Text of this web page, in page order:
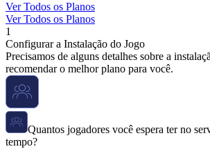
Ver Todos os Planos
Ver Todos os Planos
1
Configurar a Instalação do Jogo
Precisamos de alguns detalhes sobre a
recomendar o melhor plano para você.
Quantos jogadores você espera ter no
tempo?